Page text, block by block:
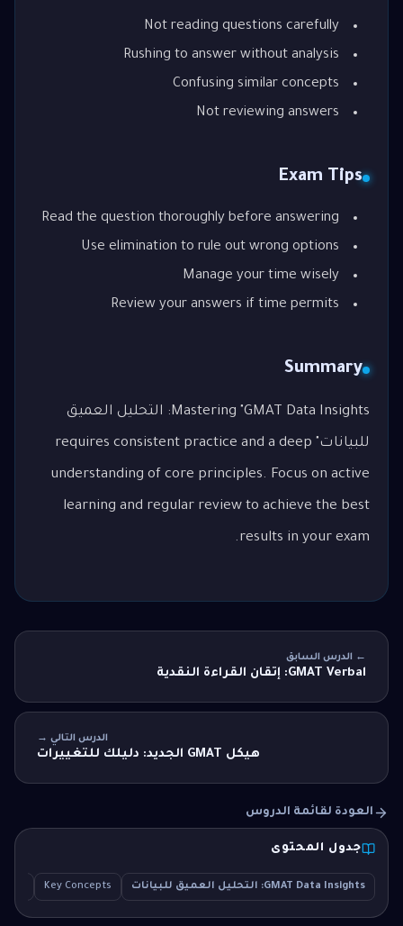
Not reading questions carefully
Rushing to answer without analysis
Confusing similar concepts
Not reviewing answers
Exam Tips
Read the question thoroughly before answering
Use elimination to rule out wrong options
Manage your time wisely
Review your answers if time permits
Summary
Mastering "GMAT Data Insights: التحليل العميق
للبيانات" requires consistent practice and a deep
understanding of core principles. Focus on active
learning and regular review to achieve the best
results in your exam.
← الدرس السابق
GMAT Verbal: إتقان القراءة النقدية
الدرس التالي →
هيكل GMAT الجديد: دليلك للتغييرات
العودة لقائمة الدروس
جدول المحتوى
GMAT Data Insights: التحليل العميق للبيانات Key Concepts